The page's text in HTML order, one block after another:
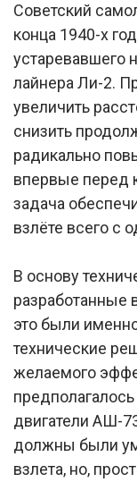
Советский
конца 1940-х
устаревавшего
лайнера Ли-2.
увеличить
снизить
радикально
впервые перед
задача
взлёте всего с
В основу
разработанные
это были
технические
желаемого
двигатели АШ-
должны были
взлета, но,